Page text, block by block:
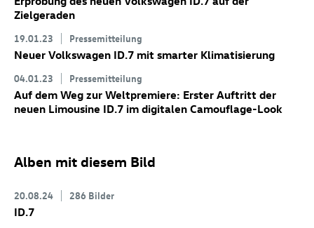
Zielgeraden
19.01.23 Pressemitteilung
Neuer Volkswagen ID.7 mit smarter Klimatisierung
04.01.23 Pressemitteilung
Auf dem Weg zur Weltpremiere: Erster Auftritt der
neuen Limousine ID.7 im digitalen Camouflage-Look
Alben mit diesem Bild
20.08.24 286 Bilder
ID.7